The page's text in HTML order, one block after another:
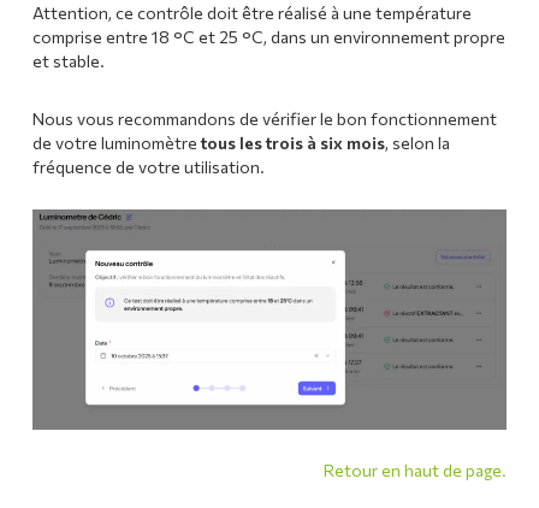
Attention, ce contrôle doit être réalisé à une température
comprise entre 18 °C et 25 °C, dans un environnement propre
et stable.
Nous vous recommandons de vérifier le bon fonctionnement
de votre luminomètretous les trois à six mois, selon la
fréquence de votre utilisation.
Retour en haut de page.